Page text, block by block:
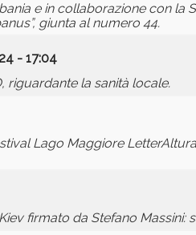
e in collaborazione con la
giunta al numero 44.
- 17:04
riguardante la sanità locale.
Lago Maggiore
firmato da Stefano Massini: